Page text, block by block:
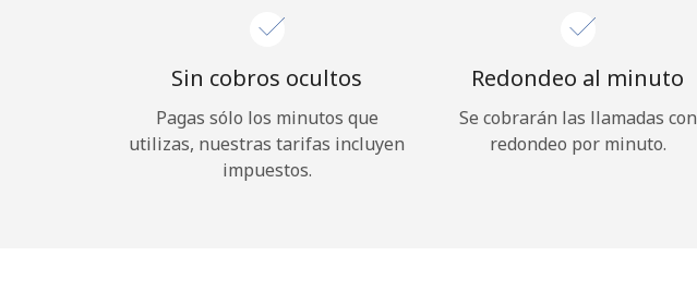
Sin cobros ocultos
Pagas sólo los minutos que
utilizas, nuestras tarifas incluyen
impuestos.
Redondeo al minuto
Se cobrarán las llamadas con
redondeo por minuto.